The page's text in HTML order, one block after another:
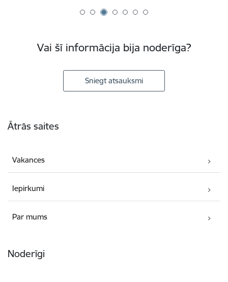
Vai šī informācija bija noderīga?
Sniegt atsauksmi
Ātrās saites
Vakances
Iepirkumi
Par mums
Noderīgi